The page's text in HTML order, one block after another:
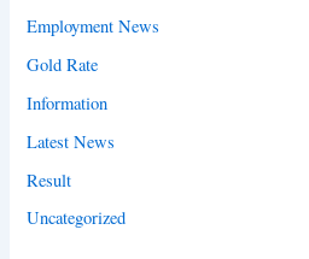
Employment News
Gold Rate
Information
Latest News
Result
Uncategorized